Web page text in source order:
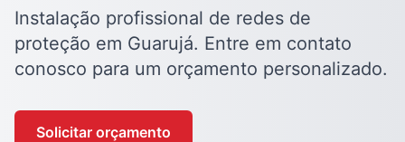
Instalação profissional de redes de
proteção em Guarujá. Entre em contato
conosco para um orçamento personalizado.
Solicitar orçamento